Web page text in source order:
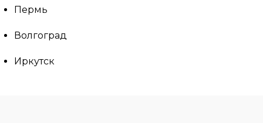
Пермь
Волгоград
Иркутск